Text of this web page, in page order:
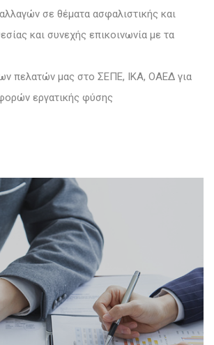
σε θέματα ασφαλιστικής και
και συνεχής επικοινωνία με τα
πελατών μας στο ΣΕΠΕ, ΙΚΑ, ΟΑΕΔ για
εργατικής φύσης